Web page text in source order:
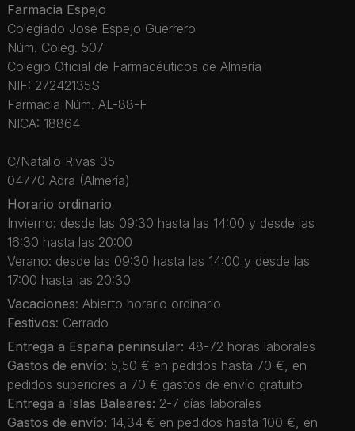
Farmacia Espejo
Colegiado Jose Espejo Guerrero
Núm. Coleg. 507
Colegio Oficial de Farmacéuticos de Almería
NIF: 27242135S
Farmacia Núm. AL-88-F
NICA: 18864
C/Natalio Rivas 35
04770 Adra (Almería)
Horario ordinario
Invierno: desde las 09:30 hasta las 14:00 y desde las
16:30 hasta las 20:00
Verano: desde las 09:30 hasta las 14:00 y desde las
17:00 hasta las 20:30
Vacaciones: Abierto horario ordinario
Festivos: Cerrado
Entrega a España peninsular: 48-72 horas laborales
Gastos de envío: 5,50 € en pedidos hasta 70 €, en
pedidos superiores a 70 € gastos de envío gratuito
Entrega a Islas Baleares: 2-7 días laborales
Gastos de envío: 14,34 € en pedidos hasta 100 €, en